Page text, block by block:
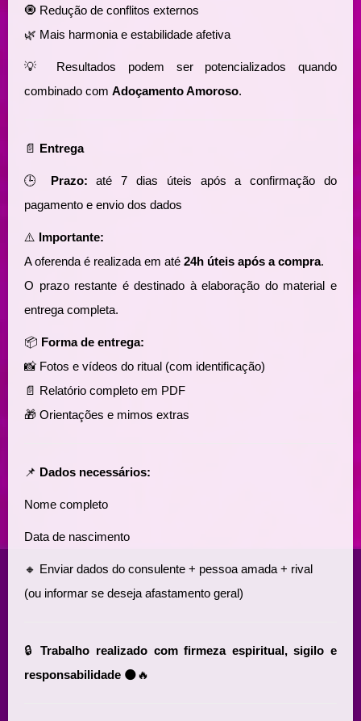
🧿 Redução de conflitos externos
🌿 Mais harmonia e estabilidade afetiva
💡 Resultados podem ser potencializados quando
combinado com Adoçamento Amoroso.
📄 Entrega
🕒 Prazo: até 7 dias úteis após a confirmação do
pagamento e envio dos dados
⚠️ Importante:
A oferenda é realizada em até 24h úteis após a compra.
O prazo restante é destinado à elaboração do material e
entrega completa.
📦 Forma de entrega:
📸 Fotos e vídeos do ritual (com identificação)
📄 Relatório completo em PDF
🎁 Orientações e mimos extras
📌 Dados necessários:
Nome completo
Data de nascimento
🔸 Enviar dados do consulente + pessoa amada + rival
(ou informar se deseja afastamento geral)
🔒Trabalho realizado com firmeza espiritual, sigilo e
responsabilidade 🌑🔥